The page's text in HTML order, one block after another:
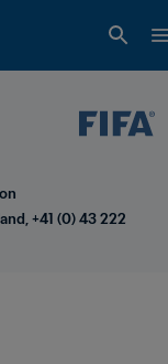
+41 (0) 43 222